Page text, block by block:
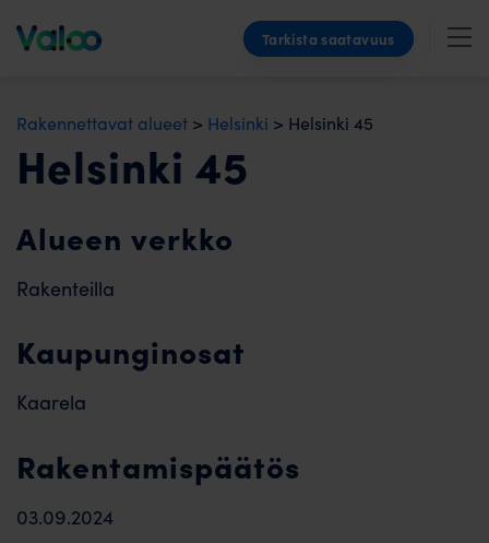
Tarkista saatavuus
Rakennettavat alueet > Helsinki > Helsinki 45
Helsinki 45
Alueen verkko
Rakenteilla
Kaupunginosat
Kaarela
Rakentamispäätös
03.09.2024